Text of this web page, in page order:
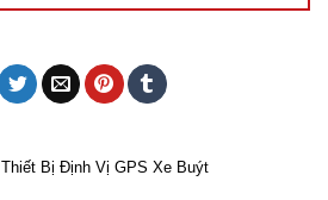
Thiết Bị Định Vị GPS Xe Buýt